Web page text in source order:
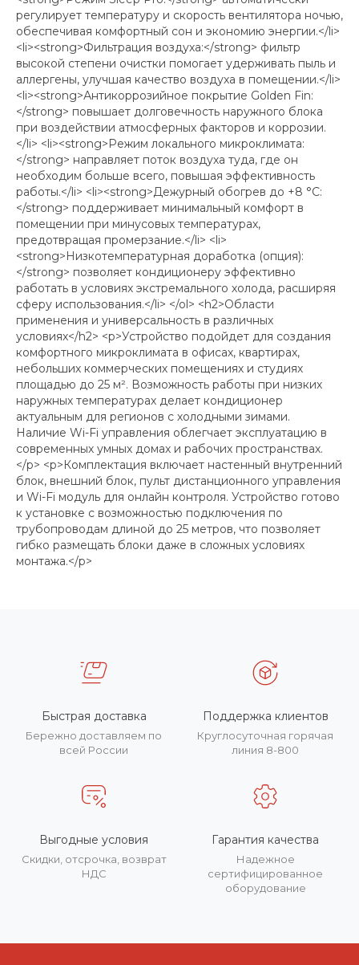
регулирует температуру и скорость вентилятора ночью,
обеспечивая комфортный сон и экономию энергии.</li>
<li><strong>Фильтрация воздуха:</strong> фильтр
высокой степени очистки помогает удерживать пыль и
аллергены, улучшая качество воздуха в помещении.</li>
<li><strong>Антикоррозийное покрытие Golden Fin:
</strong> повышает долговечность наружного блока
при воздействии атмосферных факторов и коррозии.
</li> <li><strong>Режим локального микроклимата:
</strong> направляет поток воздуха туда, где он
необходим больше всего, повышая эффективность
работы.</li> <li><strong>Дежурный обогрев до +8 °C:
</strong> поддерживает минимальный комфорт в
помещении при минусовых температурах,
предотвращая промерзание.</li> <li>
<strong>Низкотемпературная доработка (опция):
</strong> позволяет кондиционеру эффективно
работать в условиях экстремального холода, расширяя
сферу использования.</li> </ol> <h2>Области
применения и универсальность в различных
условиях</h2> <p>Устройство подойдет для создания
комфортного микроклимата в офисах, квартирах,
небольших коммерческих помещениях и студиях
площадью до 25 м². Возможность работы при низких
наружных температурах делает кондиционер
актуальным для регионов с холодными зимами.
Наличие Wi-Fi управления облегчает эксплуатацию в
современных умных домах и рабочих пространствах.
</p> <p>Комплектация включает настенный внутренний
блок, внешний блок, пульт дистанционного управления
и Wi-Fi модуль для онлайн контроля. Устройство готово
к установке с возможностью подключения по
трубопроводам длиной до 25 метров, что позволяет
гибко размещать блоки даже в сложных условиях
монтажа.</p>
Быстрая доставка
Бережно доставляем по
всей России
Поддержка клиентов
Круглосуточная горячая
линия 8-800
Выгодные условия
Скидки, отсрочка, возврат
НДС
Гарантия качества
Надежное
сертифицированное
оборудование